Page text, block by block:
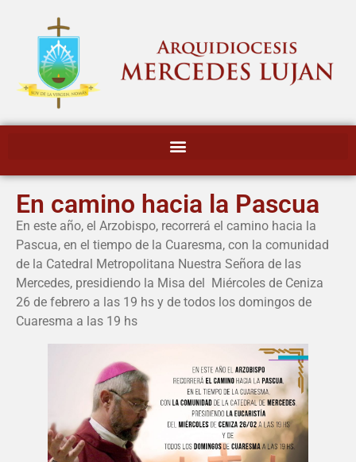
En camino hacia la Pascua
En este año, el Arzobispo, recorrerá el camino hacia la
Pascua, en el tiempo de la Cuaresma, con la comunidad
de la Catedral Metropolitana Nuestra Señora de las
Mercedes, presidiendo la Misa del Miércoles de Ceniza
26 de febrero a las 19 hs y de todos los domingos de
Cuaresma a las 19 hs